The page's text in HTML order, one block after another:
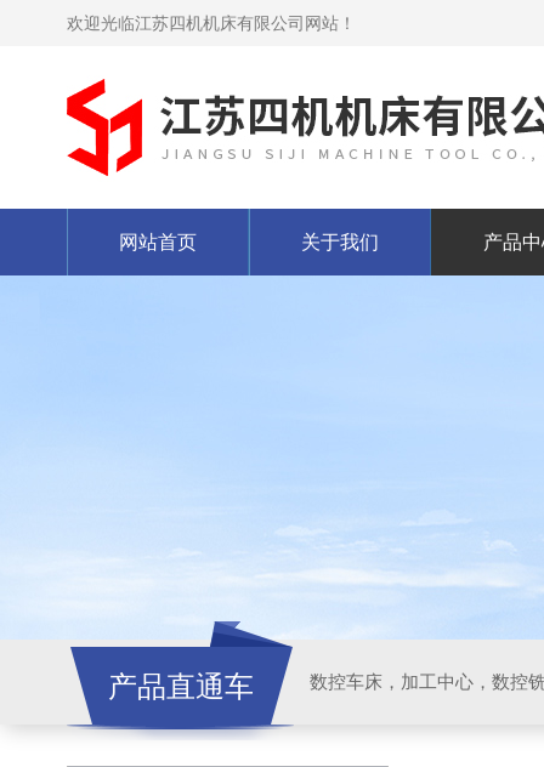
欢迎光临江苏四机机床有限公司网站！
网站首页 关于我们 产品
产品直通车